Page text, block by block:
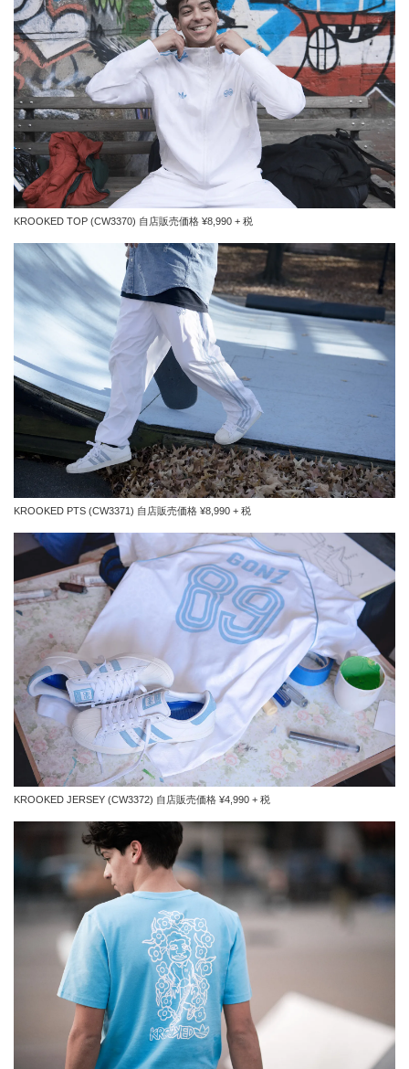
KROOKED TOP (CW3370) 自店販売価格 ¥8,990 + 税
KROOKED PTS (CW3371) 自店販売価格 ¥8,990 + 税
KROOKED JERSEY (CW3372) 自店販売価格 ¥4,990 + 税